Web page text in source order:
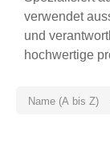
verwendet
und
hochwertige
Name (A bis Z)